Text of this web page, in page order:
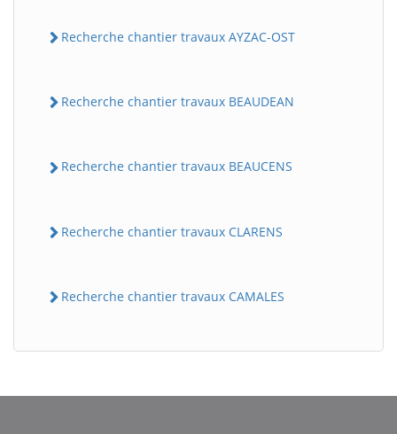
Recherche chantier travaux AYZAC-OST
Recherche chantier travaux BEAUDEAN
Recherche chantier travaux BEAUCENS
Recherche chantier travaux CLARENS
Recherche chantier travaux CAMALES
BatiWebPro